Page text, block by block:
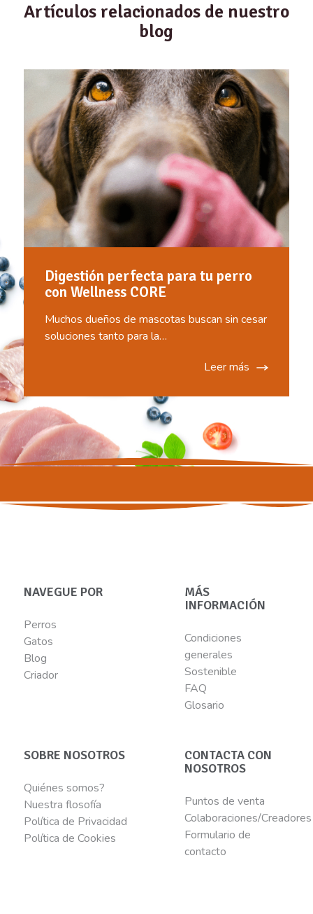
Artículos relacionados de nuestro
blog
Digestión perfecta para tu perro
con Wellness CORE
Muchos dueños de mascotas buscan sin cesar
soluciones tanto para la…
Leer más
NAVEGUE POR
Perros
Gatos
Blog
Criador
MÁS
INFORMACIÓN
Condiciones
generales
Sostenible
FAQ
Glosario
SOBRE NOSOTROS
Quiénes somos?
Nuestra flosofía
Política de Privacidad
Política de Cookies
CONTACTA CON
NOSOTROS
Puntos de venta
Colaboraciones/Creadores
Formulario de
contacto